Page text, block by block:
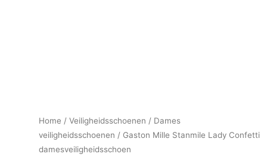
Home / Veiligheidsschoenen / Dames
veiligheidsschoenen / Gaston Mille Stanmile Lady Confetti
damesveiligheidsschoen